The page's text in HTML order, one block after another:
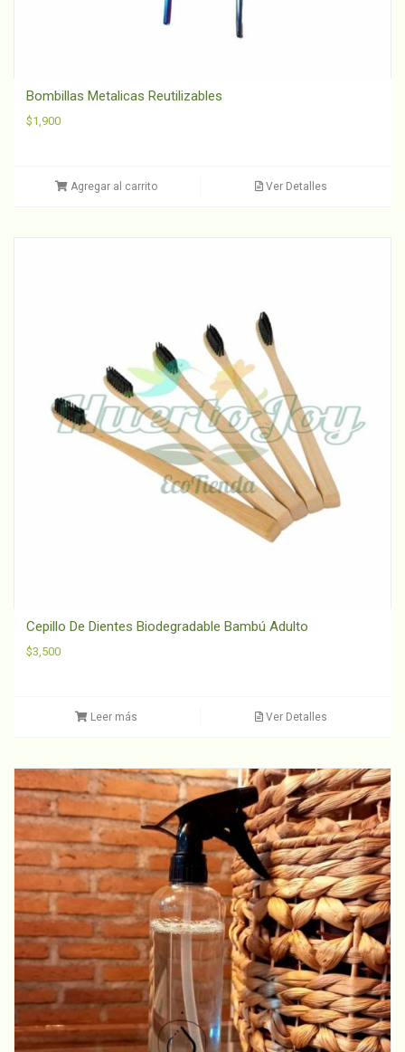
Bombillas Metalicas Reutilizables
$1,900
Agregar al carrito Ver Detalles
Cepillo De Dientes Biodegradable Bambú Adulto
$3,500
Leer más Ver Detalles